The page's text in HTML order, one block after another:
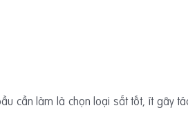
cần làm là chọn loại sắt tốt, ít gây